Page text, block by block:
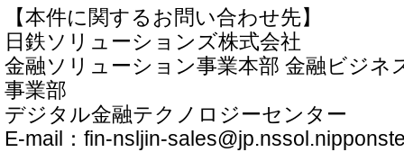
【本件に関するお問い合わせ先】
日鉄ソリューションズ株式会社
金融ソリューション事業本部 金融ビジネ
事業部
デジタル金融テクノロジーセンター
E-mail：fin-nsljin-